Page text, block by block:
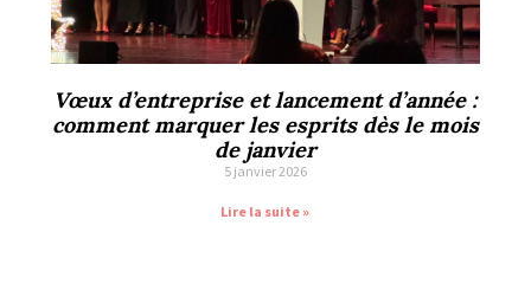
Vœux d’entreprise et lancement d’année :
comment marquer les esprits dès le mois
de janvier
5 janvier 2026
Lire la suite »